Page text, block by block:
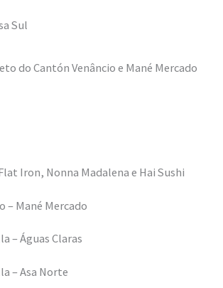
Sul
do Cantón Venâncio e Mané Mercado
Iron, Nonna Madalena e Hai Sushi
– Mané Mercado
– Águas Claras
– Asa Norte